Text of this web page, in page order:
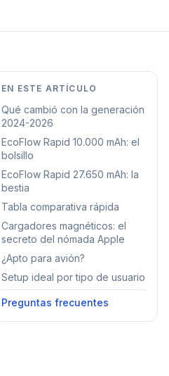
EN ESTE ARTÍCULO
Qué cambió con la generación
2024-2026
EcoFlow Rapid 10.000 mAh: el
bolsillo
EcoFlow Rapid 27.650 mAh: la
bestia
Tabla comparativa rápida
Cargadores magnéticos: el
secreto del nómada Apple
¿Apto para avión?
Setup ideal por tipo de usuario
Preguntas frecuentes